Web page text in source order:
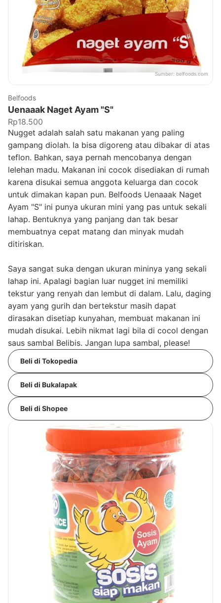
Sumber: belfoods.com
Belfoods
Uenaaak Naget Ayam "S"
Rp18.500
Nugget adalah salah satu makanan yang paling
gampang diolah. Ia bisa digoreng atau dibakar di atas
teflon. Bahkan, saya pernah mencobanya dengan
lelehan madu. Makanan ini cocok disediakan di rumah
karena disukai semua anggota keluarga dan cocok
untuk dimakan kapan pun. Belfoods Uenaaak Naget
Ayam "S" ini punya ukuran mini yang pas untuk sekali
lahap. Bentuknya yang panjang dan tak besar
membuatnya cepat matang dan minyak mudah
ditiriskan.
Saya sangat suka dengan ukuran mininya yang sekali
lahap ini. Apalagi bagian luar nugget ini memiliki
tekstur yang renyah dan lembut di dalam. Lalu, daging
ayam yang gurih dan bertekstur masih dapat
dirasakan disetiap kunyahan, membuat makanan ini
mudah disukai. Lebih nikmat lagi bila di cocol dengan
saus sambal Belibis. Jangan lupa sambal, please!
Beli di Tokopedia
Beli di Bukalapak
Beli di Shopee